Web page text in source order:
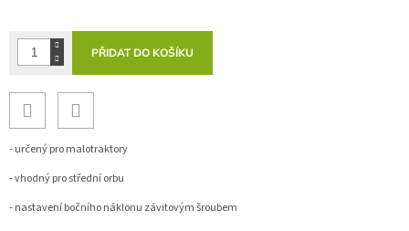
PŘIDAT DO KOŠÍKU
- určený pro malotraktory
- vhodný pro střední orbu
- nastavení bočního náklonu závitovým šroubem